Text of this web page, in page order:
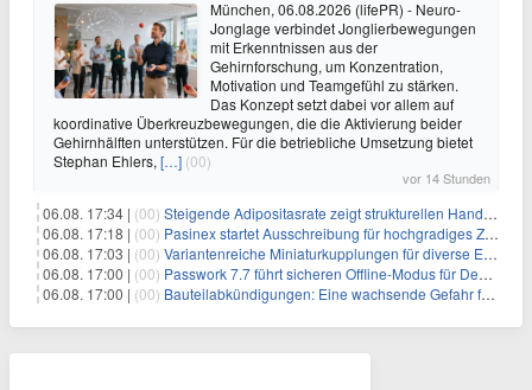
München, 06.08.2026 (lifePR) - Neuro-
Jonglage verbindet Jonglierbewegungen
mit Erkenntnissen aus der
Gehirnforschung, um Konzentration,
Motivation und Teamgefühl zu stärken.
Das Konzept setzt dabei vor allem auf
koordinative Überkreuzbewegungen, die die Aktivierung beider
Gehirnhälften unterstützen. Für die betriebliche Umsetzung bietet
Stephan Ehlers, […] (00)
vor 14 Stunden
06.08. 17:34 | (00) Steigende Adipositasrate zeigt strukturellen Handlungsbedarf bei der Ernährung schulpflichtiger Kinder
06.08. 17:18 | (00) Pasinex startet Ausschreibung für hochgradiges Zinksulfidkonzentrat mit Germanium- und Silbergehalten und stellt ein Betriebsupdate bereit
06.08. 17:03 | (00) Variantenreiche Miniaturkupplungen für diverse Einsatzbereiche
06.08. 17:00 | (00) Passwork 7.7 führt sicheren Offline-Modus für Desktop- und Mobile-Apps ein
06.08. 17:00 | (00) Bauteilabkündigungen: Eine wachsende Gefahr für industrielle Elektroniksysteme